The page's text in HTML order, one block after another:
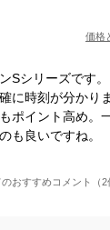
価格
Sシリーズです
に時刻が分かり
ポイント高め。
も良いですね。
おすすめコメント（2